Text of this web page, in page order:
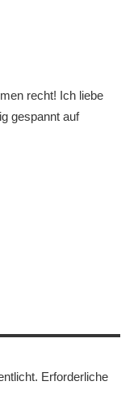
recht! Ich liebe
gespannt auf
Erforderliche